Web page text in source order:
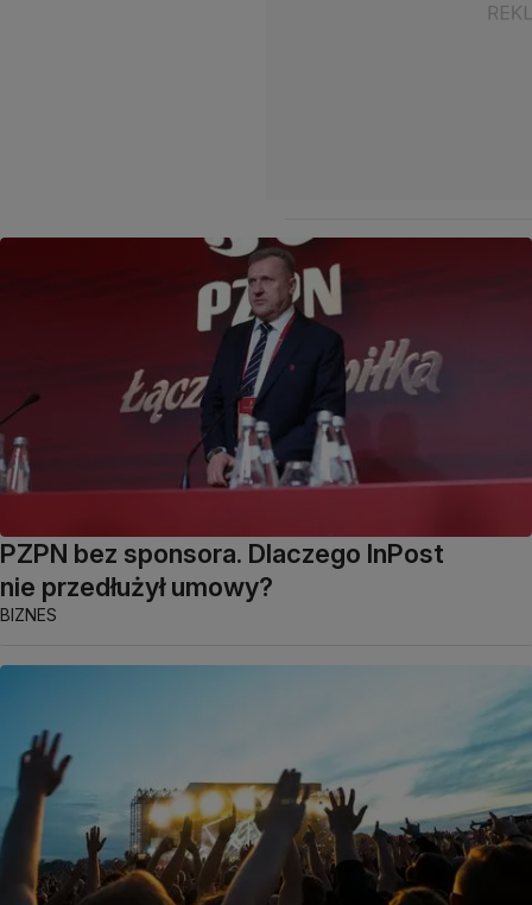
PZPN bez sponsora. Dlaczego InPost
nie przedłużył umowy?
BIZNES